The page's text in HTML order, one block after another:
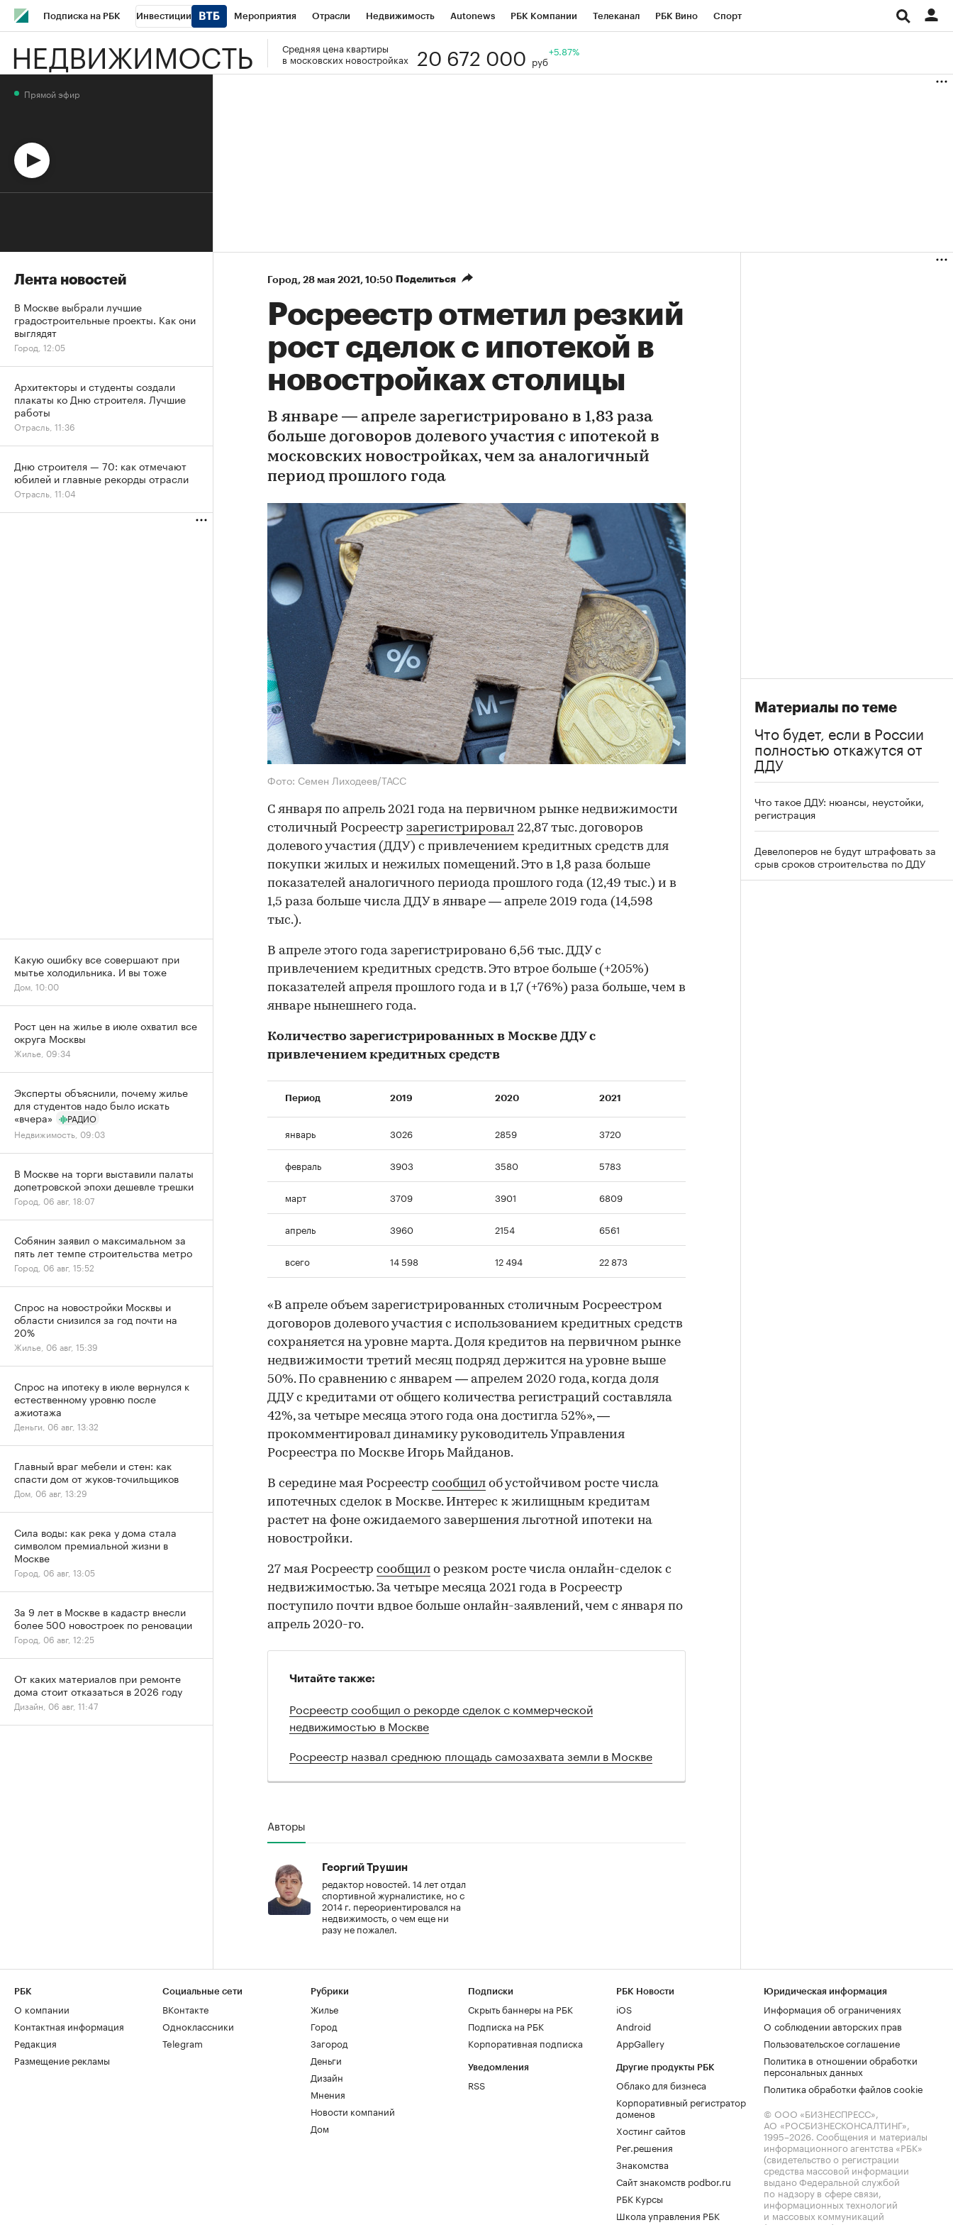
Подписка на РБК Инвестиции Мероприятия Отрасли Недвижимость Autonews РБК Компании Телеканал РБК Вино Спорт
Школа управления РБК РБК Образование РБК Курсы РБК Life Тренды Национальные проекты
НЕДВИЖИМОСТЬ
Средняя цена квартиры
в московских новостройках
20 672 000 руб
+5.87%
Город⁠, 28 мая 2021, 10:50 Поделиться
Росреестр отметил резкий
рост сделок с ипотекой в
новостройках столицы
В январе — апреле зарегистрировано в 1,83 раза
больше договоров долевого участия с ипотекой в
московских новостройках, чем за аналогичный
период прошлого года
Фото: Семен Лиходеев/ТАСС
С января по апрель 2021 года на первичном рынке недвижимости
столичный Росреестр зарегистрировал 22,87 тыс. договоров
долевого участия (ДДУ) с привлечением кредитных средств для
покупки жилых и нежилых помещений. Это в 1,8 раза больше
показателей аналогичного периода прошлого года (12,49 тыс.) и в
1,5 раза больше числа ДДУ в январе — апреле 2019 года (14,598
тыс.).
В апреле этого года зарегистрировано 6,56 тыс. ДДУ с
привлечением кредитных средств. Это втрое больше (+205%)
показателей апреля прошлого года и в 1,7 (+76%) раза больше, чем в
январе нынешнего года.
Количество зарегистрированных в Москве ДДУ с
привлечением кредитных средств
Период 2019 2020 2021
январь 3026 2859 3720
февраль 3903 3580 5783
март 3709 3901 6809
апрель 3960 2154 6561
всего 14 598 12 494 22 873
«В апреле объем зарегистрированных столичным Росреестром
договоров долевого участия с использованием кредитных средств
сохраняется на уровне марта. Доля кредитов на первичном рынке
недвижимости третий месяц подряд держится на уровне выше
50%. По сравнению с январем — апрелем 2020 года, когда доля
ДДУ с кредитами от общего количества регистраций составляла
42%, за четыре месяца этого года она достигла 52%», —
прокомментировал динамику руководитель Управления
Росреестра по Москве Игорь Майданов.
В середине мая Росреестр сообщил об устойчивом росте числа
ипотечных сделок в Москве. Интерес к жилищным кредитам
растет на фоне ожидаемого завершения льготной ипотеки на
новостройки.
27 мая Росреестр сообщил о резком росте числа онлайн-сделок с
недвижимостью. За четыре месяца 2021 года в Росреестр
поступило почти вдвое больше онлайн-заявлений, чем с января по
апрель 2020-го.
Читайте также:
Росреестр сообщил о рекорде сделок с коммерческой
недвижимостью в Москве
Росреестр назвал среднюю площадь самозахвата земли в Москве
Авторы
Георгий Трушин
редактор новостей. 14 лет отдал
спортивной журналистике, но с
2014 г. переориентировался на
недвижимость, о чем еще ни
разу не пожалел.
Материалы по теме
Что будет, если в России
полностью откажутся от
ДДУ
Что такое ДДУ: нюансы, неустойки,
регистрация
Девелоперов не будут штрафовать за
срыв сроков строительства по ДДУ
Прямой эфир
Лента новостей
В Москве выбрали лучшие
градостроительные проекты. Как они
выглядят
Город, 12:05
Архитекторы и студенты создали
плакаты ко Дню строителя. Лучшие
работы
Отрасль, 11:36
Дню строителя — 70: как отмечают
юбилей и главные рекорды отрасли
Отрасль, 11:04
Какую ошибку все совершают при
мытье холодильника. И вы тоже
Дом, 10:00
Рост цен на жилье в июле охватил все
округа Москвы
Жилье, 09:34
Эксперты объяснили, почему жилье
для студентов надо было искать
«вчера»
РАДИО
Недвижимость, 09:03
В Москве на торги выставили палаты
допетровской эпохи дешевле трешки
Город, 06 авг, 18:07
Собянин заявил о максимальном за
пять лет темпе строительства метро
Город, 06 авг, 15:52
Спрос на новостройки Москвы и
области снизился за год почти на
20%
Жилье, 06 авг, 15:39
Спрос на ипотеку в июле вернулся к
естественному уровню после
ажиотажа
Деньги, 06 авг, 13:32
Главный враг мебели и стен: как
спасти дом от жуков-точильщиков
Дом, 06 авг, 13:29
Сила воды: как река у дома стала
символом премиальной жизни в
Москве
Город, 06 авг, 13:05
За 9 лет в Москве в кадастр внесли
более 500 новостроек по реновации
Город, 06 авг, 12:25
От каких материалов при ремонте
дома стоит отказаться в 2026 году
Дизайн, 06 авг, 11:47
РБК
О компании
Контактная информация
Редакция
Размещение рекламы
Социальные сети
ВКонтакте
Одноклассники
Telegram
Рубрики
Жилье
Город
Загород
Деньги
Дизайн
Мнения
Новости компаний
Дом
Подписки
Скрыть баннеры на РБК
Подписка на РБК
Корпоративная подписка
Уведомления
RSS
РБК Новости
iOS
Android
AppGallery
Другие продукты РБК
Облако для бизнеса
Корпоративный регистратор
доменов
Хостинг сайтов
Рег.решения
Знакомства
Сайт знакомств podbor.ru
РБК Курсы
Школа управления РБК
Юридическая информация
Информация об ограничениях
О соблюдении авторских прав
Пользовательское соглашение
Политика в отношении обработки
персональных данных
Политика обработки файлов cookie
© ООО «БИЗНЕСПРЕСС»,
АО «РОСБИЗНЕСКОНСАЛТИНГ»,
1995–2026. Сообщения и материалы
информационного агентства «РБК»
(свидетельство о регистрации
средства массовой информации
выдано Федеральной службой
по надзору в сфере связи,
информационных технологий
и массовых коммуникаций